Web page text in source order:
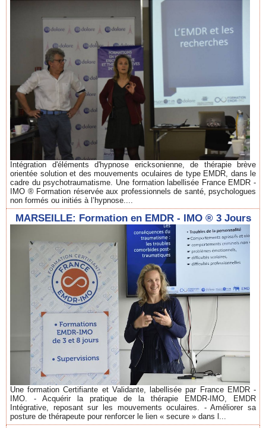
Intégration d'éléments d'hypnose ericksonienne, de thérapie brève
orientée solution et des mouvements oculaires de type EMDR, dans le
cadre du psychotraumatisme. Une formation labellisée France EMDR -
IMO ® Formation réservée aux professionnels de santé, psychologues
non formés ou initiés à l’hypnose....
MARSEILLE: Formation en EMDR - IMO ® 3 Jours
Une formation Certifiante et Validante, labellisée par France EMDR -
IMO. - Acquérir la pratique de la thérapie EMDR-IMO, EMDR
Intégrative, reposant sur les mouvements oculaires. - Améliorer sa
posture de thérapeute pour renforcer le lien « secure » dans l...